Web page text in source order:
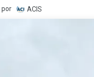
por ACIS